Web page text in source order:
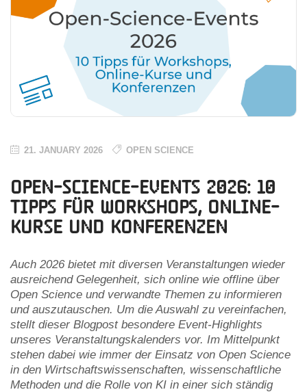
21. JANUARY 2026 OPEN SCIENCE
Open-Science-Events 2026: 10
Tipps für Workshops, Online-
Kurse und Konferenzen
Auch 2026 bietet mit diversen Veranstaltungen wieder
ausreichend Gelegenheit, sich online wie offline über
Open Science und verwandte Themen zu informieren
und auszutauschen. Um die Auswahl zu vereinfachen,
stellt dieser Blogpost besondere Event-Highlights
unseres Veranstaltungskalenders vor. Im Mittelpunkt
stehen dabei wie immer der Einsatz von Open Science
in den Wirtschaftswissenschaften, wissenschaftliche
Methoden und die Rolle von KI in einer sich ständig